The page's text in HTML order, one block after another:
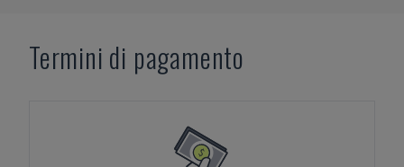
Termini di pagamento